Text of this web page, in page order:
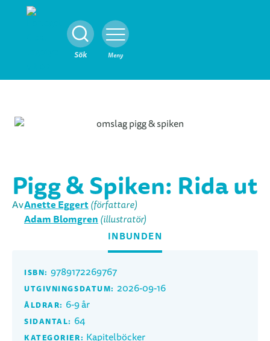
Sök
Stäng Meny
Pigg & Spiken: Rida ut
AvAnette Eggert(författare)
Adam Blomgren (illustratör)
INBUNDEN
ISBN: 9789172269767
UTGIVNINGSDATUM: 2026-09-16
ÅLDRAR: 6-9 år
SIDANTAL: 64
KATEGORIER: Kapitelböcker